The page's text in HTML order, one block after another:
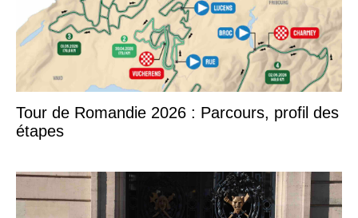
Tour de Romandie 2026 : Parcours, profil des
étapes